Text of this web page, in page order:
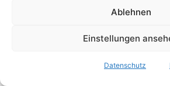
Ablehnen
Einstellungen
Datenschutz
Perfekter Service: Vom
Team liest dir hier jeden